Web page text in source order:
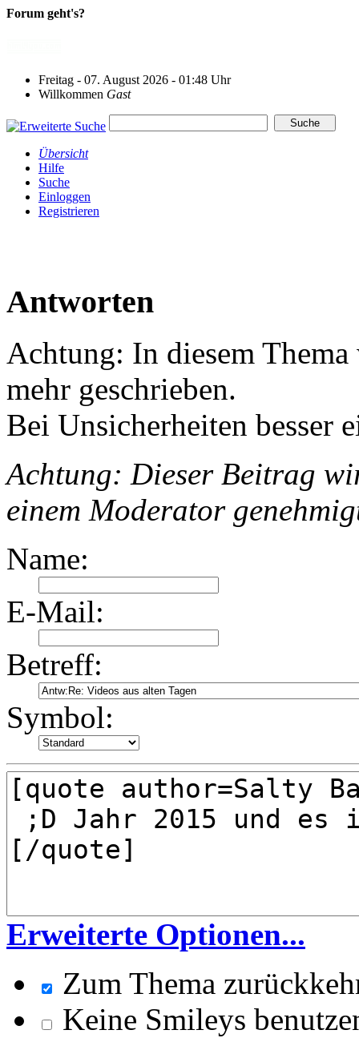
Forum geht's?
Freitag - 07. August 2026 - 01:48 Uhr
Willkommen Gast
Übersicht
Hilfe
Suche
Einloggen
Registrieren
Antworten
Achtung: In diesem
mehr geschrieben.
Bei Unsicherheiten besser
Achtung: Dieser Beitrag
einem Moderator
Name:
E-Mail:
Betreff:
Symbol:
Erweiterte Optionen...
Zum Thema
Keine Smileys